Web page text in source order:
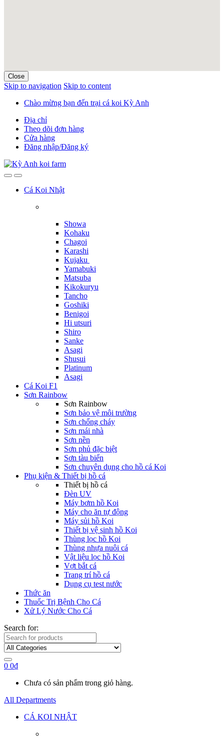
Close
Skip to navigation Skip to content
Chào mừng bạn đến trại cá koi Kỳ Anh
Địa chỉ
Theo dõi đơn hàng
Cửa hàng
Đăng nhập/Đăng ký
Cá Koi Nhật
Showa
Kohaku
Chagoi
Karashi
Kujaku
Yamabuki
Matsuba
Kikokuryu
Tancho
Goshiki
Benigoi
Hi utsuri
Shiro
Sanke
Asagi
Shusui
Platinum
Asagi
Cá Koi F1
Sơn Rainbow
Sơn Rainbow
Sơn bảo vệ môi trường
Sơn chống cháy
Sơn mái nhà
Sơn nền
Sơn phủ đặc biệt
Sơn tàu biển
Sơn chuyên dụng cho hồ cá Koi
Phụ kiện & Thiết bị hồ cá
Thiết bị hồ cá
Đèn UV
Máy bơm hồ Koi
Máy cho ăn tự động
Máy sủi hồ Koi
Thiết bị vệ sinh hồ Koi
Thùng lọc hồ Koi
Thùng nhựa nuôi cá
Vật liệu lọc hồ Koi
Vợt bắt cá
Trang trí hồ cá
Dụng cụ test nước
Thức ăn
Thuốc Trị Bệnh Cho Cá
Xử Lý Nước Cho Cá
Search for:
0 0₫
Chưa có sản phẩm trong giỏ hàng.
All Departments
CÁ KOI NHẬT